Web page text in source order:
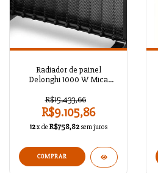
Radiador de painel
Delonghi 1000 W Mica
R$15.433,66
R$9.105,86
12x de R$758,82 sem juros